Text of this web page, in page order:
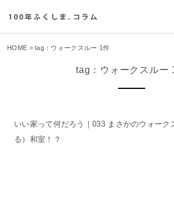
HOME > tag：ウォークスルー 1件
tag：ウォークスルー
いい家って何だろう｜033 まさかのウォーク
る）和室！？